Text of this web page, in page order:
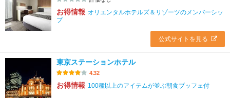
お得情報 オリエンタルホテルズ＆リゾーツのメンバーシッ
プ
公式サイトを見る
東京ステーションホテル
4.32
お得情報 100種以上のアイテムが並ぶ朝食ブッフェ付